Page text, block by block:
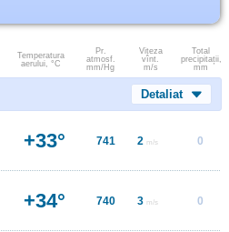
Temperatura
aerului, °C
Pr.
atmosf.
mm/Hg
Viteza
vînt.
m/s
Total
precipitații,
mm
Detaliat
+33° 741 2 m/s 0
+34° 740 3 m/s 0